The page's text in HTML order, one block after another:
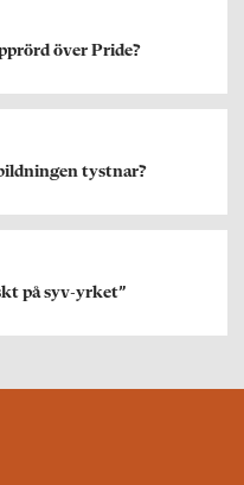
över Pride?
tystnar?
på syv-yrket”